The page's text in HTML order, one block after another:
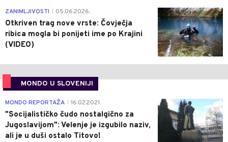
0
ZANIMLJIVOSTI 05.06.2026.
Otkriven trag nove vrste: Čovječja
ribica mogla bi ponijeti ime po Krajini
(VIDEO)
MONDO U SLOVENIJI
4
MONDO REPORTAŽA 16.02.2021.
"Socijalističko čudo nostalgično za
Jugoslavijom": Velenje je izgubilo naziv,
ali je u duši ostalo Titovo!